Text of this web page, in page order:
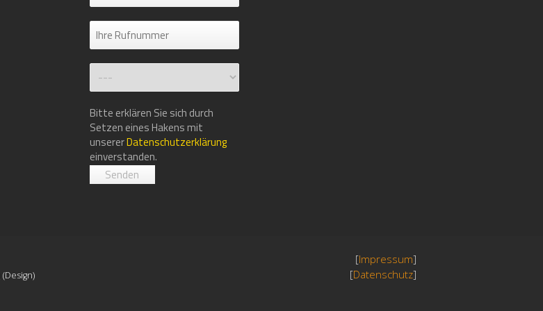
Bitte erklären Sie sich durch
Setzen eines Hakens mit
unsererDatenschutzerklärung
einverstanden.
(Design)
[Impressum]
[Datenschutz]